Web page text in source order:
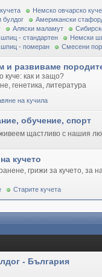
Немско овчарско куче
булдог
Американски
Аляски маламут
- стандартен
Немски
- померан
Смесени
и развиваме
куче: как и защо?
генетика, литература
на кучила
обучение, спорт
щастливо с нашия
кучето
грижи за кучето, за
Старите кучета
- България